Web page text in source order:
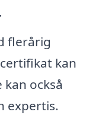
flerårig
kan
också
expertis.